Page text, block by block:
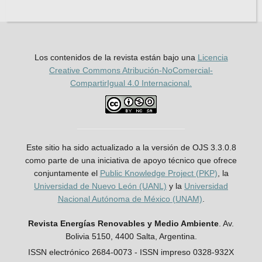
Los contenidos de la revista están bajo una Licencia
Creative Commons Atribución-NoComercial-
CompartirIgual 4.0 Internacional.
Este sitio ha sido actualizado a la versión de OJS 3.3.0.8
como parte de una iniciativa de apoyo técnico que ofrece
conjuntamente el Public Knowledge Project (PKP) , la
Universidad de Nuevo León (UANL) y la Universidad
Nacional Autónoma de México (UNAM)
Revista Energías Renovables y Medio Ambiente . Av.
Bolivia 5150, 4400 Salta, Argentina.
ISSN electrónico 2684-0073 - ISSN impreso 0328-932X